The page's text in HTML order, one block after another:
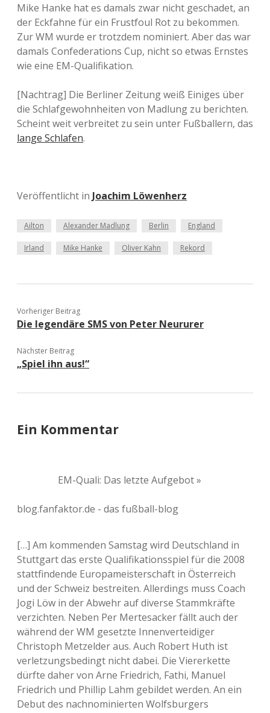
Mike Hanke hat es damals zwar nicht geschadet, an
der Eckfahne für ein Frustfoul Rot zu bekommen.
Zur WM wurde er trotzdem nominiert. Aber das war
damals Confederations Cup, nicht so etwas Ernstes
wie eine EM-Qualifikation.
[Nachtrag] Die Berliner Zeitung weiß Einiges über
die Schlafgewohnheiten von Madlung zu berichten.
Scheint weit verbreitet zu sein unter Fußballern, das
lange Schlafen.
Veröffentlicht in Joachim Löwenherz
Ailton Alexander Madlung Berlin England
Irland Mike Hanke Oliver Kahn Rekord
Vorheriger Beitrag
Die legendäre SMS von Peter Neururer
Nächster Beitrag
„Spiel ihn aus!“
Ein Kommentar
EM-Quali: Das letzte Aufgebot »
blog.fanfaktor.de - das fußball-blog
[…] Am kommenden Samstag wird Deutschland in
Stuttgart das erste Qualifikationsspiel für die 2008
stattfindende Europameisterschaft in Österreich
und der Schweiz bestreiten. Allerdings muss Coach
Jogi Löw in der Abwehr auf diverse Stammkräfte
verzichten. Neben Per Mertesacker fällt auch der
während der WM gesetzte Innenverteidiger
Christoph Metzelder aus. Auch Robert Huth ist
verletzungsbedingt nicht dabei. Die Viererkette
dürfte daher von Arne Friedrich, Fathi, Manuel
Friedrich und Phillip Lahm gebildet werden. An ein
Debut des nachnominierten Wolfsburgers